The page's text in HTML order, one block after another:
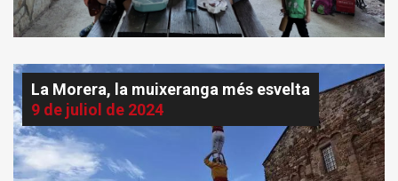
La Morera, la muixeranga més esvelta
9 de juliol de 2024